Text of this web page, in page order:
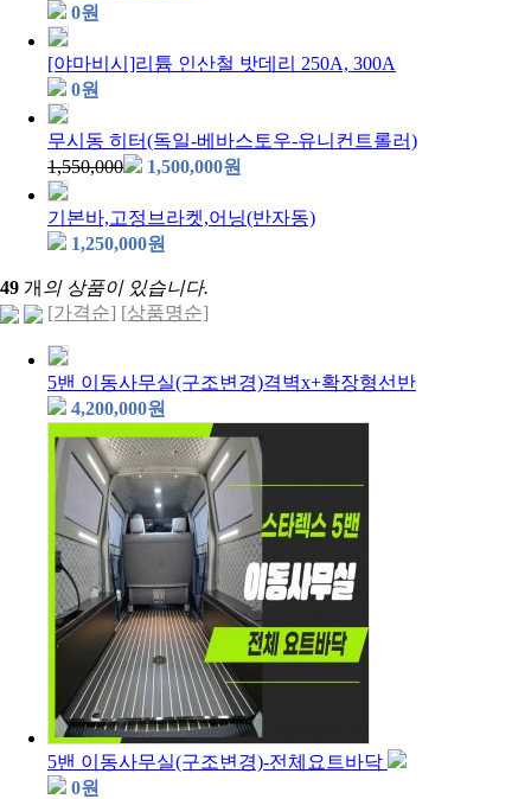
0원
[야마비시]리튬 인산철 밧데리 250A, 300A
0원
무시동 히터(독일-베바스토우-유니컨트롤러)
1,550,000
1,500,000원
기본바,고정브라켓,어닝(반자동)
1,250,000원
49 개 의 상품이 있습니다.
[가격순] [상품명순]
5밴 이동사무실(구조변경)격벽x+확장형선반
4,200,000원
5밴 이동사무실(구조변경)-전체요트바닥
0원